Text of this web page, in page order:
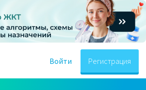
Войти Регистрация